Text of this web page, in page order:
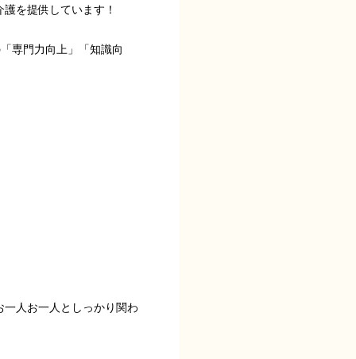
を提供しています！
専門力向上」「知識向
人お一人としっかり関わ